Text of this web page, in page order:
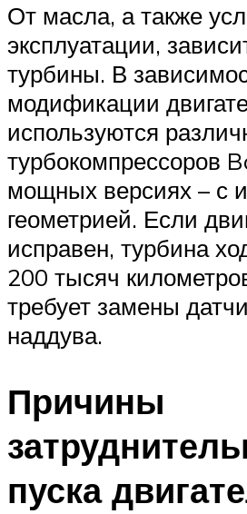
От масла, а также
эксплуатации,
турбины. В
модификации
используются
турбокомпрессоров
мощных версиях – с
геометрией. Если
исправен, турбина
200 тысяч
требует замены
наддува.
Причины
пуска